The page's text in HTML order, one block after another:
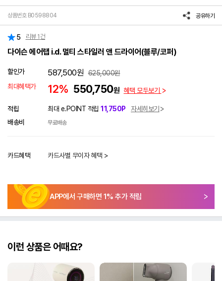
상품번호 B0598804 공유하기
5 리뷰 1건
다이슨 에어랩 i.d. 멀티 스타일러 앤 드라이어(블루/코퍼)
할인가 587,500원 625,000원
최대혜택가
12% 550,750원 혜택 모두보기
적립 최대 e.POINT 적립 11,750P
자세히보기
배송비
무료배송
카드혜택 카드사별 무이자 혜택 >
APP에서 구매하면 1% 추가 적립
이런 상품은 어때요?